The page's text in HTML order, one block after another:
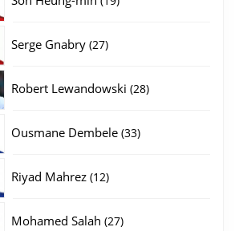
Serge Gnabry 2727
Robert Lewandowski 2828
Ousmane Dembele 3333
Riyad Mahrez 1212
Mohamed Salah 2727